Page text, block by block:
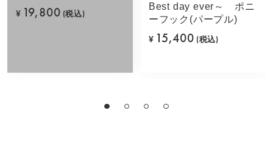
¥ 19,800 (税込)
Best day ever～ ポニ
ーフック(パープル)
¥ 15,400 (税込)